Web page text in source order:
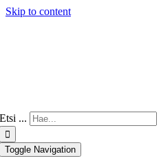
Skip to content
Etsi ...
Toggle Navigation